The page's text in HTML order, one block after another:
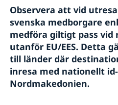
Resor till angränsande
Handel med
Anmäla handelshinder i
Observera att vid
svenska medborgare
medföra giltigt pass vid
utanför EU/EES. Detta
till länder där
inresa med nationellt
Nordmakedonien.